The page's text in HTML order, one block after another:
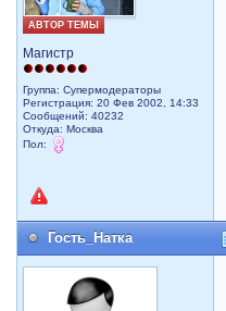
АВТОР ТЕМЫ
Магистр
Группа: Супермодераторы
Регистрация: 20 Фев 2002, 14:33
Сообщений: 40232
Откуда: Москва
Пол:
Гость_Натка